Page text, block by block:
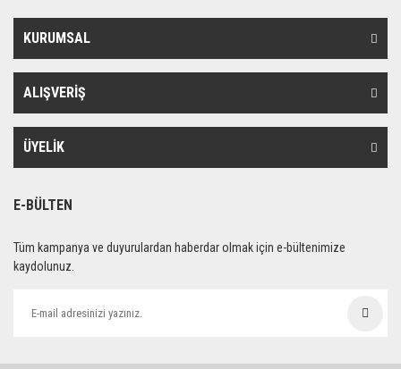
KURUMSAL
ALIŞVERİŞ
ÜYELİK
E-BÜLTEN
Tüm kampanya ve duyurulardan haberdar olmak için e-bültenimize
kaydolunuz.